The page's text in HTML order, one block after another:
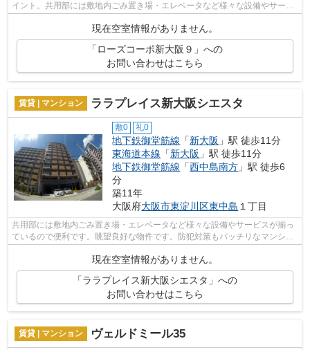
イント。共用部には敷地内ごみ置き場・エレベータなど様々な設備やサービ
現在空室情報がありません。
「ローズコーポ新大阪９」への
お問い合わせはこちら
賃貸 | マンション ララプレイス新大阪シエスタ
敷0 礼0
地下鉄御堂筋線 「新大阪 」駅 徒歩11分
東海道本線 「新大阪 」駅 徒歩11分
地下鉄御堂筋線 「西中島南方 」駅 徒歩6
分
築11年
大阪府大阪市東淀川区東中島 １丁目
共用部には敷地内ごみ置き場・エレベータなど様々な設備やサービスが揃っ
ているので便利です。眺望良好な物件です。防犯対策もバッチリなマンショ
ンタイプの物件です。行き先に応じて...
現在空室情報がありません。
「ララプレイス新大阪シエスタ」への
お問い合わせはこちら
賃貸 | マンション ヴェルドミール35